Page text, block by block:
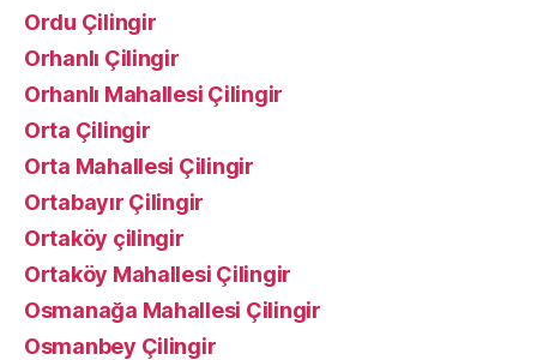
Ordu Çilingir
Orhanlı Çilingir
Orhanlı Mahallesi Çilingir
Orta Çilingir
Orta Mahallesi Çilingir
Ortabayır Çilingir
Ortaköy çilingir
Ortaköy Mahallesi Çilingir
Osmanağa Mahallesi Çilingir
Osmanbey Çilingir